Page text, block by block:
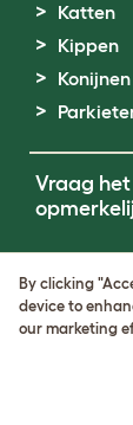
Katten
Kippen
Konijnen
Vraag
Cookie &
Cookie
BTW-
KvK-
By clicking
device to
our marketing